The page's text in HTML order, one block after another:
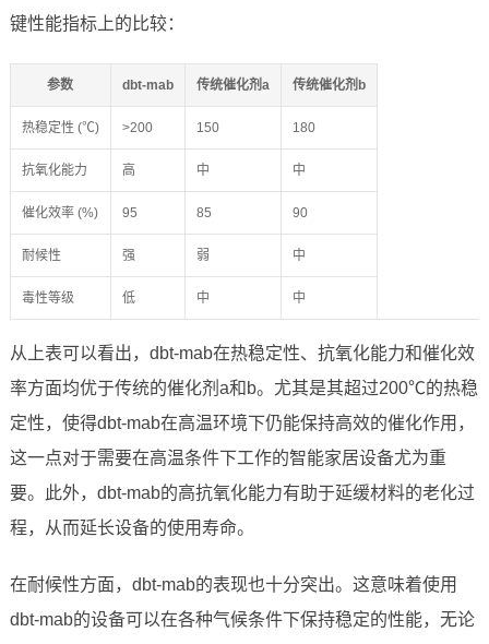
键性能指标上的比较：
参数 dbt-mab 传统催化剂a 传统催化剂b
热稳定性 (℃) >200 150 180
抗氧化能力 高 中 中
催化效率 (%) 95 85 90
耐候性 强 弱 中
毒性等级 低 中 中
从上表可以看出，dbt-mab在热稳定性、抗氧化能力和催化效
率方面均优于传统的催化剂a和b。尤其是其超过200℃的热稳
定性，使得dbt-mab在高温环境下仍能保持高效的催化作用，
这一点对于需要在高温条件下工作的智能家居设备尤为重
要。此外，dbt-mab的高抗氧化能力有助于延缓材料的老化过
程，从而延长设备的使用寿命。
在耐候性方面，dbt-mab的表现也十分突出。这意味着使用
dbt-mab的设备可以在各种气候条件下保持稳定的性能，无论